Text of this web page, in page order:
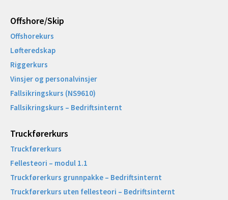
Offshore/Skip​
Offshorekurs
Løfteredskap
Riggerkurs
Vinsjer og personalvinsjer
Fallsikringskurs (NS9610)
Fallsikringskurs – Bedriftsinternt
Truckførerkurs
Truckførerkurs
Fellesteori – modul 1.1
Truckførerkurs grunnpakke – Bedriftsinternt
Truckførerkurs uten fellesteori – Bedriftsinternt